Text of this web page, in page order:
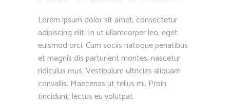
Lorem ipsum dolor sit amet, consectetur
adipiscing elit. In ut ullamcorper leo, eget
euismod orci. Cum sociis natoque penatibus
et magnis dis parturient montes, nascetur
ridiculus mus. Vestibulum ultricies aliquam
convallis. Maecenas ut tellus mi. Proin
tincidunt, lectus eu volutpat